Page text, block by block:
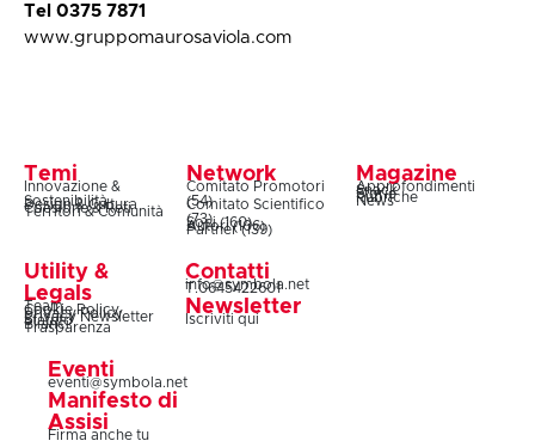
Tel 0375 7871
www.gruppomaurosaviola.com
Temi
Innovazione &
Sostenibilità
Design & Cultura
Coesione & Reti
Territori & Comunità
Network
Comitato Promotori
(54)
Comitato Scientifico
(73)
Soci (160)
Autori (106)
Partner (139)
Magazine
Approfondimenti
Snack
Storie
Rubriche
News
Utility &
Legals
Team
Cookie Policy
Privacy Policy
Privacy Newsletter
Statuto
Bilanci
Trasparenza
Contatti
info@symbola.net
T.0645422601
Newsletter
Iscriviti qui
Eventi
eventi@symbola.net
Manifesto di
Assisi
Firma anche tu